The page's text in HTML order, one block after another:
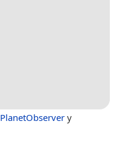
PlanetObserver y